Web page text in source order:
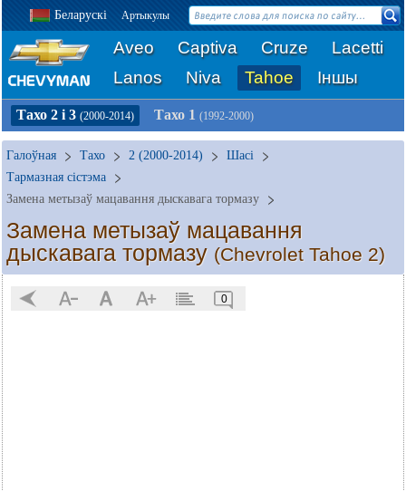
Беларускі Артыкулы
Aveo Captiva Cruze
Lacetti
Lanos
Niva Tahoe Іншы
Тахо 2 і 3 (2000-2014) Тахо 1 (1992-2000)
Галоўная Тахо 2 (2000-2014)
Шасі
Тармазная сістэма
Замена метызаў мацавання дыскавага тормазу
Замена метызаў мацавання
дыскавага тормазу (Chevrolet Tahoe 2)
0